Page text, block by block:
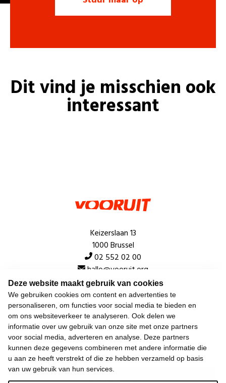
Deze website maakt gebruik van cookies
We gebruiken cookies om content en advertenties te
personaliseren, om functies voor social media te bieden en
om ons websiteverkeer te analyseren. Ook delen we
informatie over uw gebruik van onze site met onze partners
voor social media, adverteren en analyse. Deze partners
kunnen deze gegevens combineren met andere informatie die
u aan ze heeft verstrekt of die ze hebben verzameld op basis
van uw gebruik van hun services.
Dit vind je misschien ook
interessant
Keizerslaan 13
1000 Brussel
02 552 02 00
hallo@vooruit.org
Snel
Over de beweging
Algemeen